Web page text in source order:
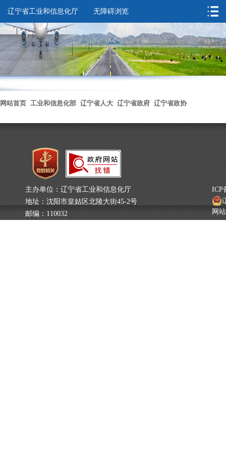
网站首页 工业和信息化部 辽宁省人大 辽宁省政府 辽宁省政协
无障碍浏览
辽宁省工业和信息化厅 无障碍浏览
您的位置： 首页->领导之窗->杜长征
主办单位：辽宁省工业和信息化厅
地址：沈阳市皇姑区北陵大街45-2号
邮编：110032
ICP
网